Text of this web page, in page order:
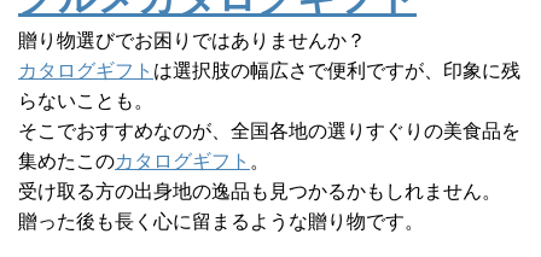
贈り物選びでお困りではありませんか？
カタログギフト は選択肢の幅広さで便利ですが、印象に残
らないことも。
そこでおすすめなのが、全国各地の選りすぐりの美食品を
集めたこのカタログギフト 。
受け取る方の出身地の逸品も見つかるかもしれません。
贈った後も長く心に留まるような贈り物です。